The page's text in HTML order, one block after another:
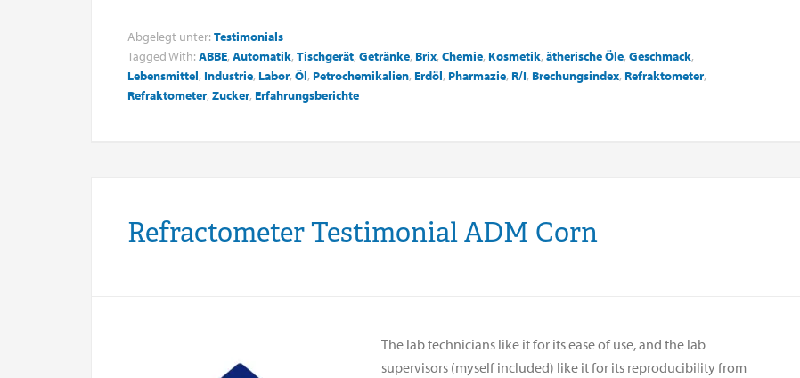
Abgelegt unter: Testimonials
Tagged With: ABBE, Automatik, Tischgerät, Getränke, Brix, Chemie, Kosmetik, ätherische Öle, Geschmack,
Lebensmittel, Industrie, Labor, Öl, Petrochemikalien, Erdöl, Pharmazie, R/I, Brechungsindex, Refraktometer,
Refraktometer, Zucker, Erfahrungsberichte
Refractometer Testimonial ADM Corn
The lab technicians like it for its ease of use, and the lab
supervisors (myself included) like it for its reproducibility from